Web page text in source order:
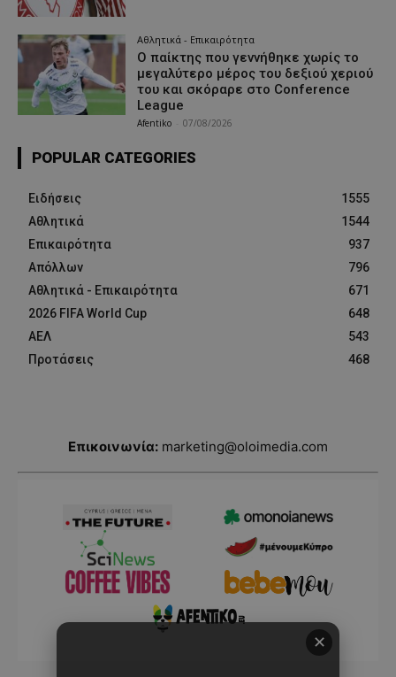
Αθλητικά - Επικαιρότητα
Ο παίκτης που γεννήθηκε χωρίς το
μεγαλύτερο μέρος του δεξιού χεριού
του και σκόραρε στο Conference
League
Afentiko 07/08/2026
POPULAR CATEGORIES
Ειδήσεις
1555
Αθλητικά
1544
Επικαιρότητα
937
Απόλλων
796
Αθλητικά - Επικαιρότητα
671
2026 FIFA World Cup
648
ΑΕΛ
543
Προτάσεις
468
Επικοινωνία: marketing@oloimedia.com
✕